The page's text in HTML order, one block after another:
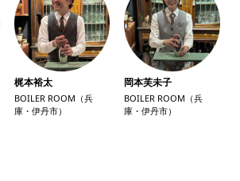
梶本裕太
BOILER ROOM（兵
庫・伊丹市）
岡本芙未子
BOILER ROOM（兵
庫・伊丹市）